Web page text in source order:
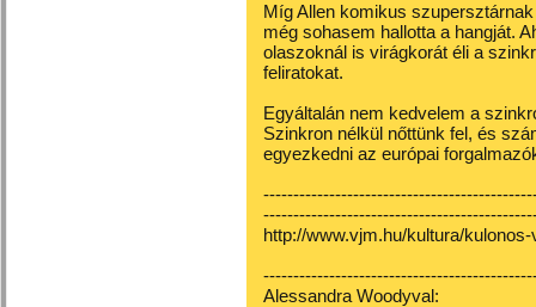
Míg Allen komikus
még sohasem hallotta a hangját.
olaszoknál is virágkorát éli a
feliratokat.
Egyáltalán nem kedvelem a
Szinkron nélkül nőttünk fel, és
egyezkedni az európai
http://www.vjm.hu/kultura/
Alessandra Woodyval: